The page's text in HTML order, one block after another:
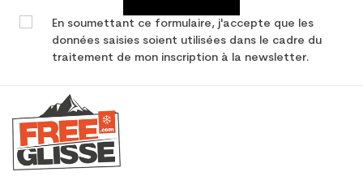
En soumettant ce formulaire, j'accepte que les
données saisies soient utilisées dans le cadre du
traitement de mon inscription à la newsletter.